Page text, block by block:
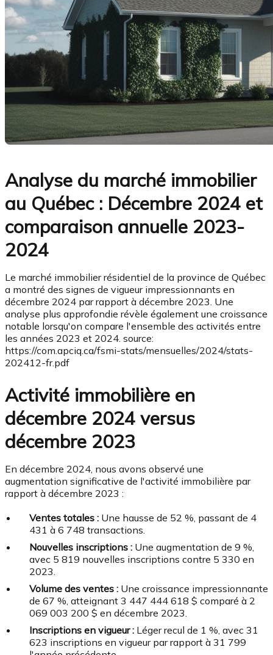
Analyse du marché immobilier
au Québec : Décembre 2024 et
comparaison annuelle 2023-
2024
Le marché immobilier résidentiel de la province de Québec
a montré des signes de vigueur impressionnants en
décembre 2024 par rapport à décembre 2023. Une
analyse plus approfondie révèle également une croissance
notable lorsqu'on compare l'ensemble des activités entre
les années 2023 et 2024. source:
https://com.apciq.ca/fsmi-stats/mensuelles/2024/stats-
202412-fr.pdf
Activité immobilière en
décembre 2024 versus
décembre 2023
En décembre 2024, nous avons observé une
augmentation significative de l'activité immobilière par
rapport à décembre 2023 :
Ventes totales : Une hausse de 52 %, passant de 4
431 à 6 748 transactions.
Nouvelles inscriptions : Une augmentation de 9 %,
avec 5 819 nouvelles inscriptions contre 5 330 en
2023.
Volume des ventes : Une croissance impressionnante
de 67 %, atteignant 3 447 444 618 $ comparé à 2
069 003 200 $ en décembre 2023.
Inscriptions en vigueur : Léger recul de 1 %, avec 31
623 inscriptions en vigueur par rapport à 31 799